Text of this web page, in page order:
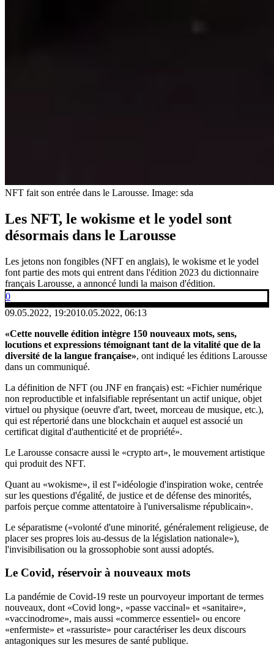
NFT fait son entrée dans le Larousse. Image: sda
Les NFT, le wokisme et le yodel sont
désormais dans le Larousse
Les jetons non fongibles (NFT en anglais), le wokisme et le yodel
font partie des mots qui entrent dans l'édition 2023 du dictionnaire
français Larousse, a annoncé lundi la maison d'édition.
0
09.05.2022, 19:2010.05.2022, 06:13
«Cette nouvelle édition intègre 150 nouveaux mots, sens,
locutions et expressions témoignant tant de la vitalité que de la
diversité de la langue française», ont indiqué les éditions Larousse
dans un communiqué.
La définition de NFT (ou JNF en français) est: «Fichier numérique
non reproductible et infalsifiable représentant un actif unique, objet
virtuel ou physique (oeuvre d'art, tweet, morceau de musique, etc.),
qui est répertorié dans une blockchain et auquel est associé un
certificat digital d'authenticité et de propriété».
Le Larousse consacre aussi le «crypto art», le mouvement artistique
qui produit des NFT.
Quant au «wokisme», il est l'«idéologie d'inspiration woke, centrée
sur les questions d'égalité, de justice et de défense des minorités,
parfois perçue comme attentatoire à l'universalisme républicain».
Le séparatisme («volonté d'une minorité, généralement religieuse, de
placer ses propres lois au-dessus de la législation nationale»),
l'invisibilisation ou la grossophobie sont aussi adoptés.
Le Covid, réservoir à nouveaux mots
La pandémie de Covid-19 reste un pourvoyeur important de termes
nouveaux, dont «Covid long», «passe vaccinal» et «sanitaire»,
«vaccinodrome», mais aussi «commerce essentiel» ou encore
«enfermiste» et «rassuriste» pour caractériser les deux discours
antagoniques sur les mesures de santé publique.